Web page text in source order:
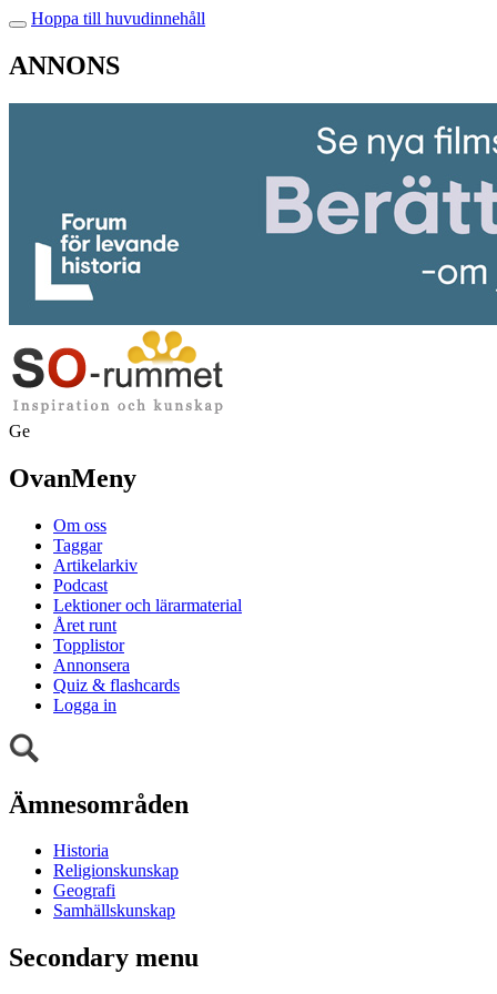
Hoppa till huvudinnehåll
ANNONS
Ge
OvanMeny
Om oss
Taggar
Artikelarkiv
Podcast
Lektioner och lärarmaterial
Året runt
Topplistor
Annonsera
Quiz & flashcards
Logga in
Ämnesområden
Historia
Religionskunskap
Geografi
Samhällskunskap
Secondary menu